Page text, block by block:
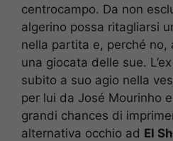
centrocampo. Da non
algerino possa ritagliarsi
nella partita e, perché no,
una giocata delle sue.
subito a suo agio nella
per lui da José Mourinho
grandi chances di
alternativa occhio ad El